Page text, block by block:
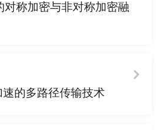
对称加密与非对称加密融
的多路径传输技术